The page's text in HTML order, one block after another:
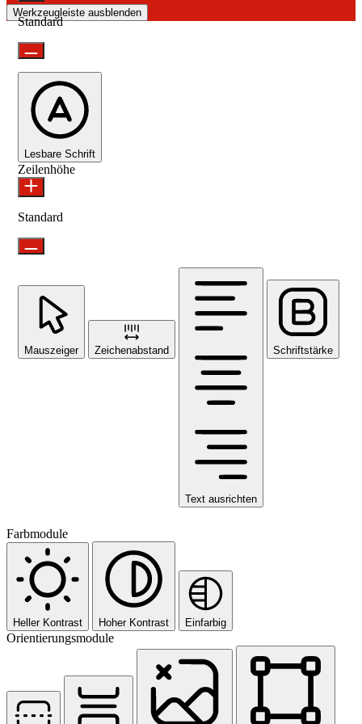
Werkzeugleiste ausblenden
Standard
Lesbare Schrift
Zeilenhöhe
Standard
Mauszeiger Zeichenabstand
Text ausrichten
Schriftstärke
Farbmodule
Heller Kontrast Hoher Kontrast Einfarbig
Orientierungsmodule